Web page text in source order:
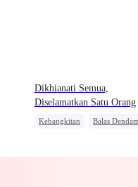
Dikhianati Semua,
Diselamatkan Satu Orang
Kebangkitan
Balas Dendam